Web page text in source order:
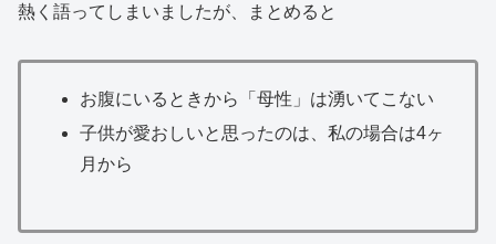
熱く語ってしまいましたが、まとめると
お腹にいるときから「母性」は湧いてこない
子供が愛おしいと思ったのは、私の場合は4ヶ
月から